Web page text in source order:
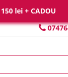
lei + CADOU